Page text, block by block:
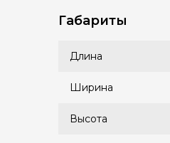
Габариты
Длина
Ширина
Высота